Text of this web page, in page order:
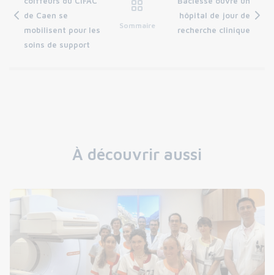
de Caen se
mobilisent pour les
soins de support
Sommaire
hôpital de jour de
recherche clinique
À découvrir aussi